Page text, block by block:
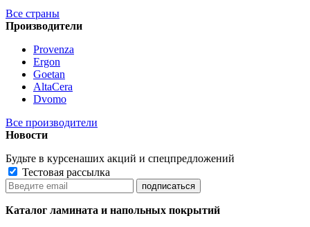
Все страны
Производители
Provenza
Ergon
Goetan
AltaСera
Dvomo
Все производители
Новости
Будьте в курсенаших акций и спецпредложений
Тестовая рассылка
Каталог ламината и напольных покрытий